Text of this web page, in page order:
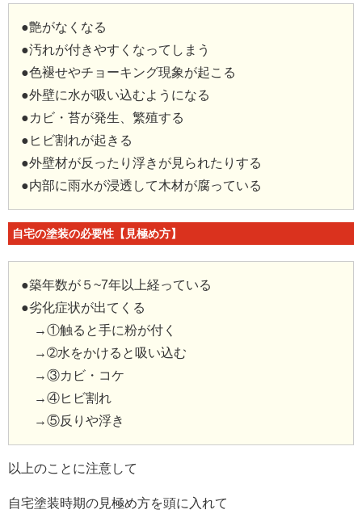
●艶がなくなる
●汚れが付きやすくなってしまう
●色褪せやチョーキング現象が起こる
●外壁に水が吸い込むようになる
●カビ・苔が発生、繁殖する
●ヒビ割れが起きる
●外壁材が反ったり浮きが見られたりする
●内部に雨水が浸透して木材が腐っている
自宅の塗装の必要性【見極め方】
●築年数が５~7年以上経っている
●劣化症状が出てくる
→①触ると手に粉が付く
→➁水をかけると吸い込む
→③カビ・コケ
→④ヒビ割れ
→⑤反りや浮き
以上のことに注意して
自宅塗装時期の見極め方を頭に入れて